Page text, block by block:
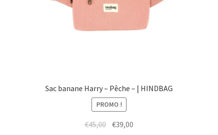
Sac banane Harry – Pêche – | HINDBAG
PROMO !
€45,00 Le
€39,00